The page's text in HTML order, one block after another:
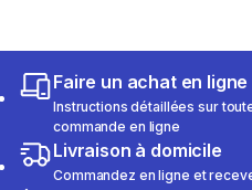
Faire un achat en ligne
Instructions détaillées sur
commande en ligne
Livraison à domicile
Commandez en ligne et